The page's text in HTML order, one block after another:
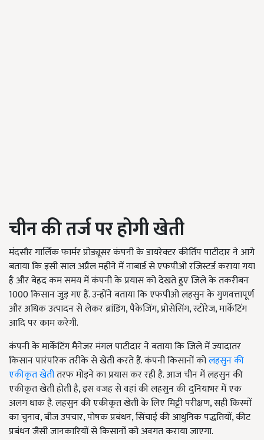
चीनकीतर्जपरहोगीखेती
मंदसौर गार्लिक फार्मर प्रोड्यूसर कंपनी के डायरेक्टर कीर्तिप पाटीदार ने आगे
बताया कि इसी साल अप्रैल महीने में नाबार्ड से एफपीओ रजिस्टर्ड कराया गया
है और बेहद कम समय में कंपनी के प्रयास को देखते हुए जिले के तकरीबन
1000 किसान जुड़ गए हैं. उन्होंने बताया कि एफपीओ लहसुन के गुणवत्तापूर्ण
और अधिक उत्पादन से लेकर ब्रांडिंग, पैकेजिंग, प्रोसेसिंग, स्टोरेज, मार्केटिंग
आदि पर काम करेगी.
कंपनी के मार्केटिंग मैनेजर मंगल पाटीदार ने बताया कि जिले में ज्यादातर
किसान पारंपरिक तरीके से खेती करते हैं. कंपनी किसानों कोलहसुन की
एकीकृत खेतीतरफ मोड़ने का प्रयास कर रही है. आज चीन में लहसुन की
एकीकृत खेती होती है, इस वजह से वहां की लहसुन की दुनियाभर में एक
अलग धाक है. लहसुन की एकीकृत खेती के लिए मिट्टी परीक्षण, सही किस्मों
का चुनाव, बीज उपचार, पोषक प्रबंधन, सिंचाई की आधुनिक पद्धतियों, कीट
प्रबंधन जैसी जानकारियों से किसानों को अवगत कराया जाएगा.